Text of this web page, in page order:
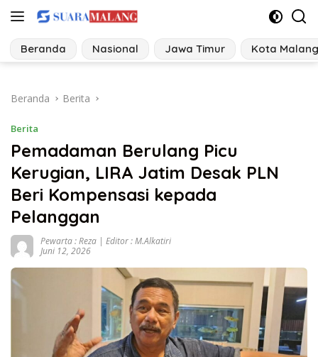
Langsung
konten
Beranda Nasional Jawa Timur Kota Malang
Beranda Berita
Berita
Pemadaman Berulang Picu
Kerugian, LIRA Jatim Desak PLN
Beri Kompensasi kepada
Pelanggan
Pewarta : Reza | Editor : M.Alkatiri
Juni 12, 2026